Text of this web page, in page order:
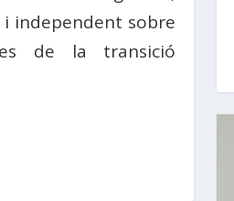
independent sobre
de la transició